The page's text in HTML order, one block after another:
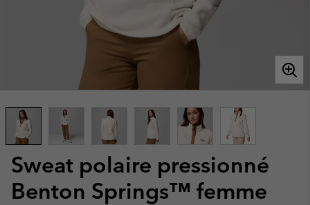
Sweat polaire pressionné
Benton Springs™ femme